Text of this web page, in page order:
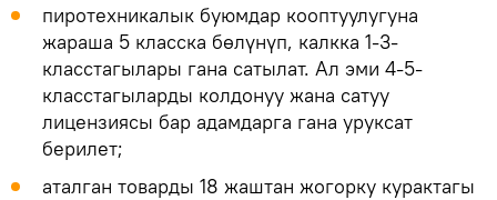
пиротехникалык буюмдар кооптуулугуна
жараша 5 класска бөлүнүп, калкка 1-3-
класстагылары гана сатылат. Ал эми 4-5-
класстагыларды колдонуу жана сатуу
лицензиясы бар адамдарга гана уруксат
берилет;
аталган товарды 18 жаштан жогорку курактагы